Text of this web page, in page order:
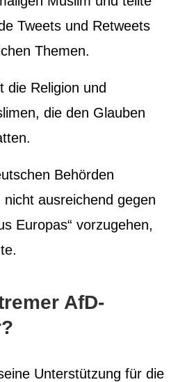
Tweets und Retweets
Themen.
die Religion und
die den Glauben
Behörden
ausreichend gegen
Europas“ vorzugehen,
AfD-
Unterstützung für die